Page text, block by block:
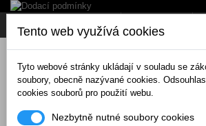
Tento web využívá cookies
Tyto webové stránky ukládají v souladu se
soubory, obecně nazývané cookies.
cookies souborů pro použití webu.
Nezbytně nutné soubory cookies